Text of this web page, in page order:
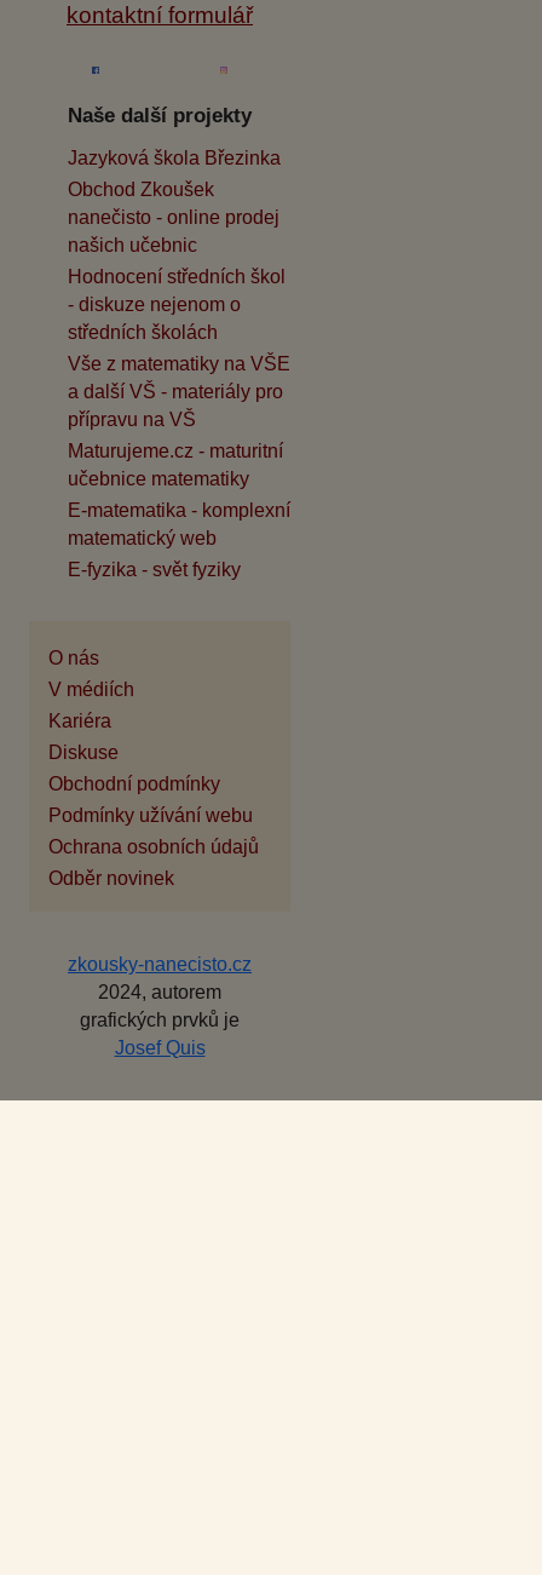
kontaktní formulář
Naše další projekty
Jazyková škola Březinka
Obchod Zkoušek
nanečisto - online prodej
našich učebnic
Hodnocení středních škol
- diskuze nejenom o
středních školách
Vše z matematiky na VŠE
a další VŠ - materiály pro
přípravu na VŠ
Maturujeme.cz - maturitní
učebnice matematiky
E-matematika - komplexní
matematický web
E-fyzika - svět fyziky
O nás
V médiích
Kariéra
Diskuse
Obchodní podmínky
Podmínky užívání webu
Ochrana osobních údajů
Odběr novinek
zkousky-nanecisto.cz
2024, autorem
grafických prvků je
Josef Quis